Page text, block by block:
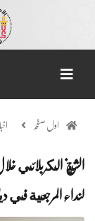
اول صفحہ
الشيخ الكربلائي
لنداء المرجعية